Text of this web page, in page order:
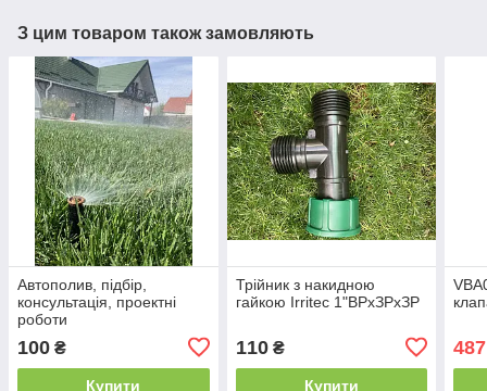
З цим товаром також замовляють
Автополив, підбір,
консультація, проектні
роботи
100 ₴
Купити
Трійник з накидною
гайкою Irritec 1"ВРхЗРхЗР
110₴
Купити